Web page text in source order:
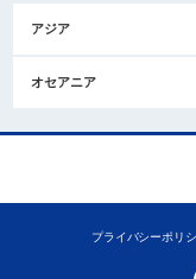
アジア
オセアニア
プライバシーポリ